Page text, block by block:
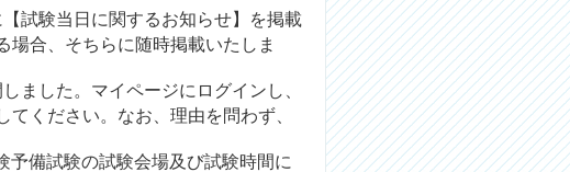
【試験当日に関するお知らせ】を掲載
場合、そちらに随時掲載いたしま
ました。 マイページにログインし、
ください。なお、理由を問わず、
予備試験の試験会場及び試験時間に